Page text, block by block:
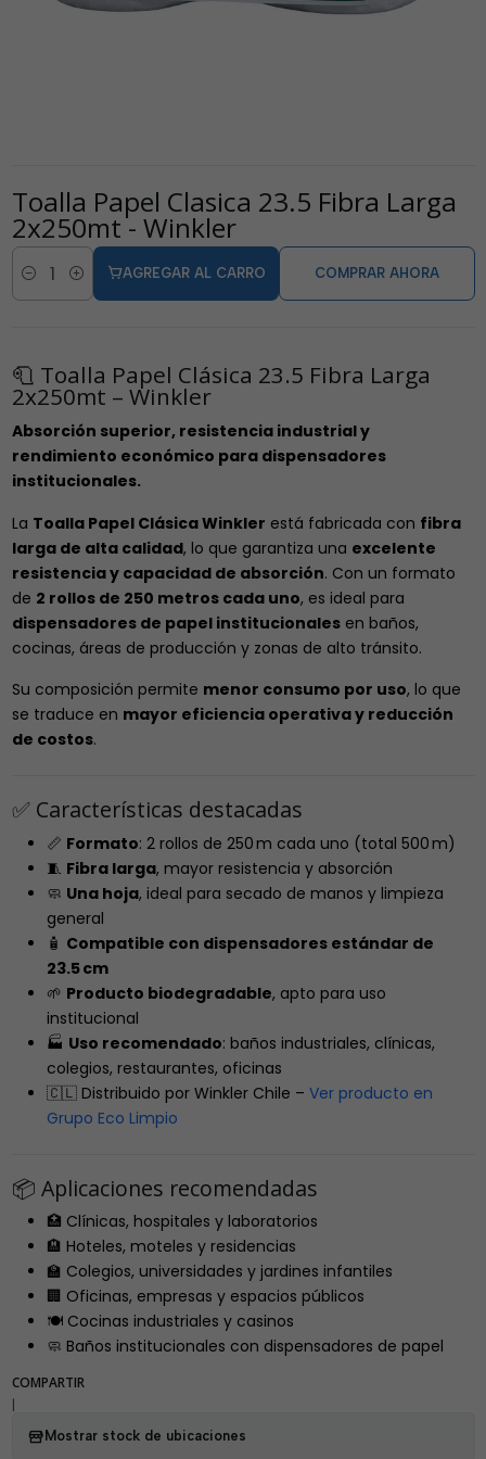
Toalla Papel Clasica 23.5 Fibra Larga
2x250mt - Winkler
Cantidad
AGREGAR AL CARRO COMPRAR AHORA
🧻 Toalla Papel Clásica 23.5 Fibra Larga
2x250mt – Winkler
Absorción superior, resistencia industrial y
rendimiento económico para dispensadores
institucionales.
La Toalla Papel Clásica Winkler está fabricada con fibra
larga de alta calidad, lo que garantiza una excelente
resistencia y capacidad de absorción. Con un formato
de 2 rollos de 250 metros cada uno, es ideal para
dispensadores de papel institucionalesen baños,
cocinas, áreas de producción y zonas de alto tránsito.
Su composición permite menor consumo por uso, lo que
se traduce en mayor eficiencia operativa y reducción
de costos.
✅ Características destacadas
📏 Formato: 2 rollos de 250 m cada uno (total 500 m)
🧵 Fibra larga, mayor resistencia y absorción
🧼 Una hoja, ideal para secado de manos y limpieza
general
🧴 Compatible con dispensadores estándar de
23.5 cm
🌱 Producto biodegradable, apto para uso
institucional
🏭 Uso recomendado: baños industriales, clínicas,
colegios, restaurantes, oficinas
🇨🇱 Distribuido por Winkler Chile – Ver producto en
Grupo Eco Limpio
📦 Aplicaciones recomendadas
🏥 Clínicas, hospitales y laboratorios
🏨 Hoteles, moteles y residencias
🏫 Colegios, universidades y jardines infantiles
🏢 Oficinas, empresas y espacios públicos
🍽️ Cocinas industriales y casinos
🧼 Baños institucionales con dispensadores de papel
COMPARTIR
Mostrar stock de ubicaciones